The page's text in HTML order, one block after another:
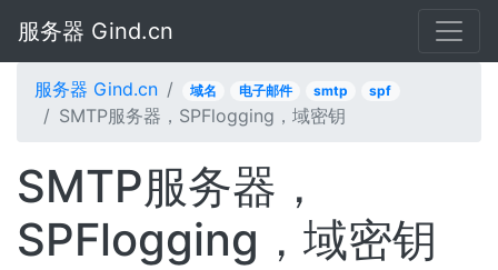
服务器 Gind.cn
服务器 Gind.cn 域名 电子邮件 smtp spf
SMTP服务器，SPFlogging，域密钥
SMTP服务器，
SPFlogging，域密钥